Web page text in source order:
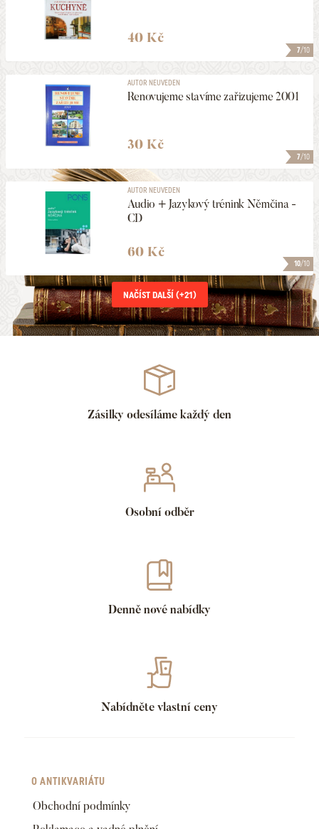
7/10
40 Kč
7/10
AUTOR NEUVEDEN
Renovujeme stavíme zařizujeme 2001
30 Kč
10/10
AUTOR NEUVEDEN
Audio + Jazykový trénink Němčina -
CD
60 Kč
NAČÍST DALŠÍ (+21)
Zásilky odesíláme každý den
Osobní odběr
Denně nové nabídky
Nabídněte vlastní ceny
O ANTIKVARIÁTU
Obchodní podmínky